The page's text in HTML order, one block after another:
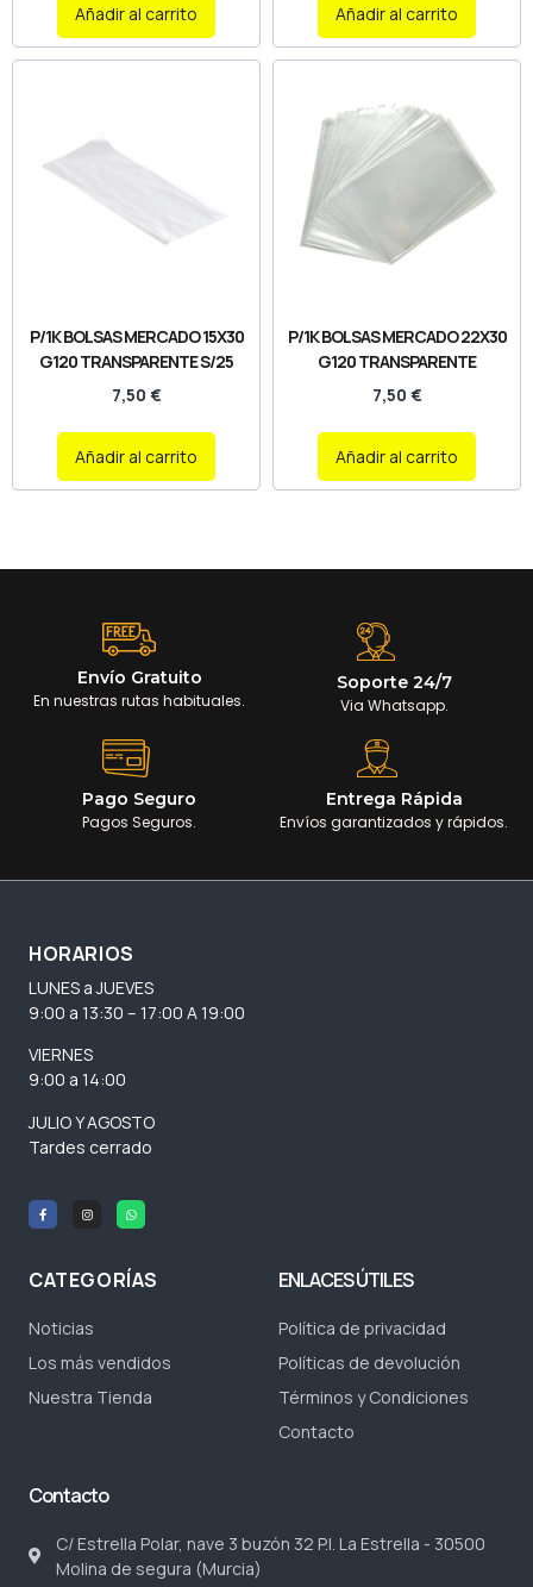
Añadir al carrito Añadir al carrito
P/1K BOLSAS MERCADO 15X30
G120 TRANSPARENTE S/25
7,50 €
Añadir al carrito
P/1K BOLSAS MERCADO 22X30
G120 TRANSPARENTE
7,50 €
Añadir al carrito
Envío Gratuito
En nuestras rutas habituales.
Soporte 24/7
Via Whatsapp.
Pago Seguro
Pagos Seguros.
Entrega Rápida
Envíos garantizados y rápidos.
HORARIOS
LUNES a JUEVES
9:00 a 13:30 – 17:00 A 19:00
VIERNES
9:00 a 14:00
JULIO Y AGOSTO
Tardes cerrado
CATEGORÍAS
Noticias
Los más vendidos
Nuestra Tienda
ENLACES ÚTILES
Política de privacidad
Políticas de devolución
Términos y Condiciones
Contacto
Contacto
C/ Estrella Polar, nave 3 buzón 32 P.I. La Estrella - 30500
Molina de segura (Murcia)